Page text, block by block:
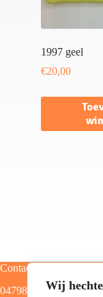
Wij
1997 geel
€20,00
Contact
0479805129